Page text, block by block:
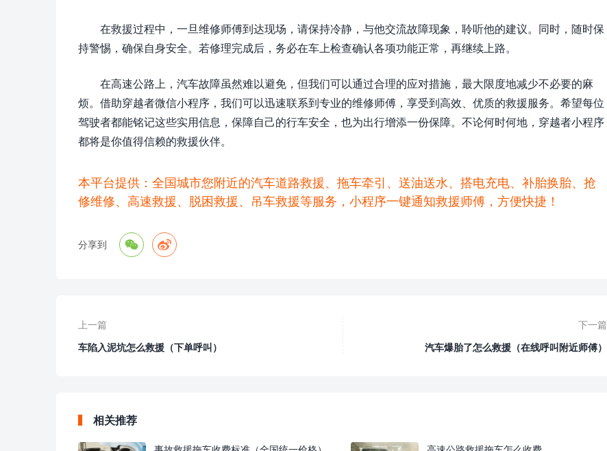
在救援过程中，一旦维修师傅到达现场，请保持冷静，与他交流故障现象，聆听他的建议。同时，随时保
持警惕，确保自身安全。若修理完成后，务必在车上检查确认各项功能正常，再继续上路。
在高速公路上，汽车故障虽然难以避免，但我们可以通过合理的应对措施，最大限度地减少不必要的麻
烦。借助穿越者微信小程序，我们可以迅速联系到专业的维修师傅，享受到高效、优质的救援服务。希望每位
驾驶者都能铭记这些实用信息，保障自己的行车安全，也为出行增添一份保障。不论何时何地，穿越者小程序
都将是你值得信赖的救援伙伴。
本平台提供：全国城市您附近的汽车道路救援、拖车牵引、送油送水、搭电充电、补胎换胎、抢
修维修、高速救援、脱困救援、吊车救援等服务，小程序一键通知救援师傅，方便快捷！
分享到  
上一篇
车陷入泥坑怎么救援（下单呼叫）
下一篇
汽车爆胎了怎么救援（在线呼叫附近师傅）
相关推荐